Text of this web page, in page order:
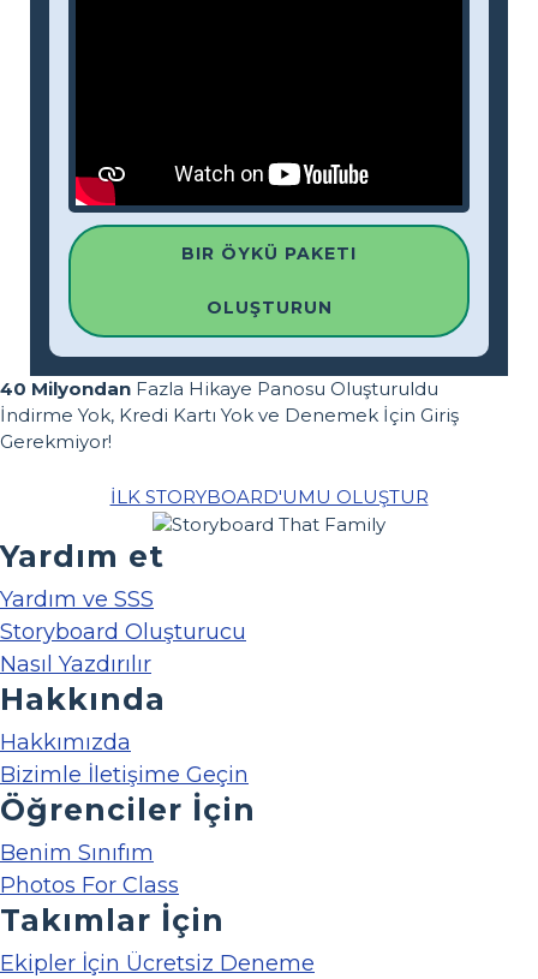
BIR ÖYKÜ PAKETI
OLUŞTURUN
40 Milyondan Fazla Hikaye Panosu Oluşturuldu
İndirme Yok, Kredi Kartı Yok ve Denemek İçin Giriş
Gerekmiyor!
İLK STORYBOARD'UMU OLUŞTUR
Yardım et
Yardım ve SSS
Storyboard Oluşturucu
Nasıl Yazdırılır
Hakkında
Hakkımızda
Bizimle İletişime Geçin
Öğrenciler İçin
Benim Sınıfım
Photos For Class
Takımlar İçin
Ekipler İçin Ücretsiz Deneme